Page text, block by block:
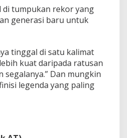
di tumpukan rekor yang
generasi baru untuk
tinggal di satu kalimat
kuat daripada ratusan
segalanya.” Dan mungkin
legenda yang paling